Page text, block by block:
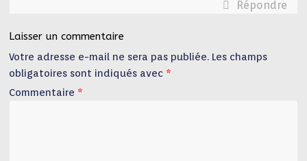
Répondre
Laisser un commentaire
Votre adresse e-mail ne sera pas publiée. Les champs
obligatoires sont indiqués avec *
Commentaire *